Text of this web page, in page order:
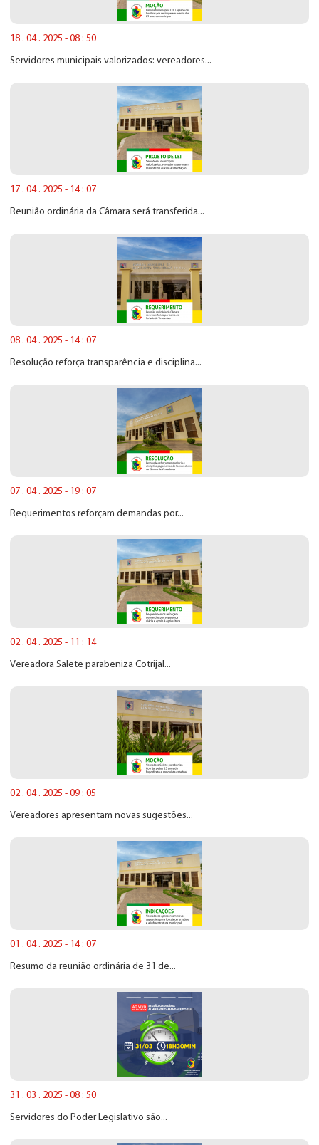
18 . 04 . 2025 - 08 : 50
Servidores municipais valorizados: vereadores...
17 . 04 . 2025 - 14 : 07
Reunião ordinária da Câmara será transferida...
08 . 04 . 2025 - 14 : 07
Resolução reforça transparência e disciplina...
07 . 04 . 2025 - 19 : 07
Requerimentos reforçam demandas por...
02 . 04 . 2025 - 11 : 14
Vereadora Salete parabeniza Cotrijal...
02 . 04 . 2025 - 09 : 05
Vereadores apresentam novas sugestões...
01 . 04 . 2025 - 14 : 07
Resumo da reunião ordinária de 31 de...
31 . 03 . 2025 - 08 : 50
Servidores do Poder Legislativo são...